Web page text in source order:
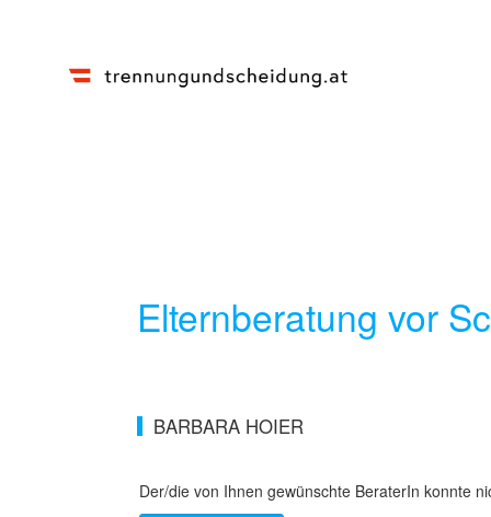
Elternberatung vor
BARBARA HOIER
Der/die von Ihnen gewünschte BeraterIn konnte